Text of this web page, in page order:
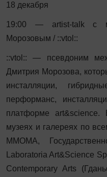
18 декабря
19:00 — artist-talk с
Морозовым / ::vtol::
::vtol:: — псевдоним
Дмитрия Морозова,
инсталляции,
перформанс,
платформе art&science.
музеях и галереях по
ММОМА,
Laboratoria Art&Science
Сontemporary Arts